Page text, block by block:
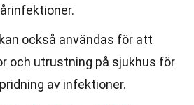
också användas för att
och utrustning på sjukhus för
av infektioner.